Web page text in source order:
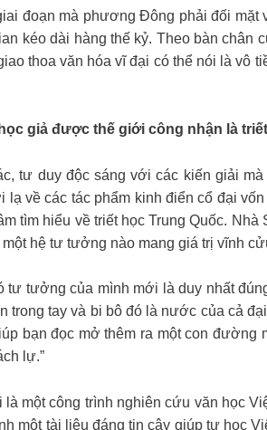
đoạn mà phương Đông phải đối
kéo dài hàng thế kỷ. Theo bàn
thoa văn hóa vĩ đại có thể nói là vô
giả được thế giới công nhận là
tư duy độc sáng với các kiến giải
về các tác phẩm kinh điển cổ đại
tìm hiểu về triết học Trung Quốc.
hệ tư tưởng nào mang giá trị vĩnh
tưởng của mình mới là duy nhất
trong tay và bi bô đó là nước của cả
bạn đọc mở thêm ra một con
lự.”
một công trình nghiên cứu văn học
một tài liệu đáng tin cậy giúp tự học